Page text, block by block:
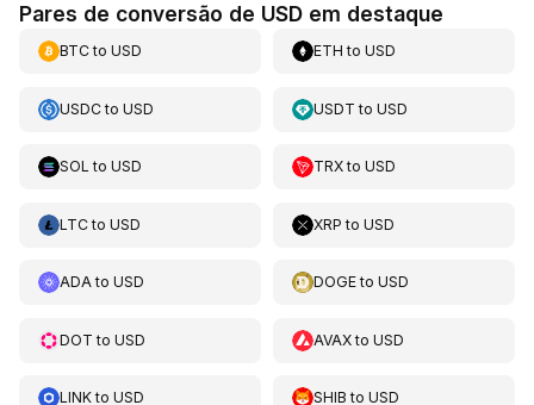
Pares de conversão de USD em destaque
BTCto USD ETH toUSD
USDCto USD USDT toUSD
SOL to USD TRXtoUSD
LTCto USD XRP toUSD
ADAto USD DOGEtoUSD
DOT to USD AVAXtoUSD
LINKto USD SHIB toUSD